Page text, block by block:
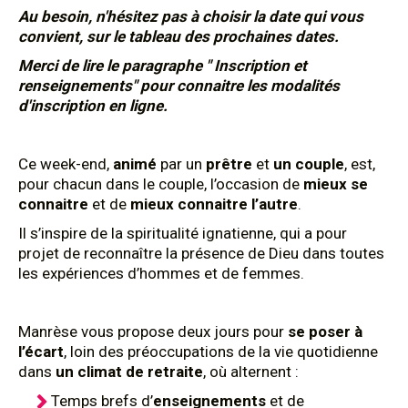
Au besoin, n'hésitez pas à choisir la date qui vous
convient, sur le tableau des prochaines dates.
Merci de lire le paragraphe " Inscription et
renseignements" pour connaitre les modalités
d'inscription en ligne.
Ce week-end, animé par un prêtre et un couple, est,
pour chacun dans le couple, l’occasion de mieux se
connaitre et de mieux connaitre l’autre.
Il s’inspire de la spiritualité ignatienne, qui a pour
projet de reconnaître la présence de Dieu dans toutes
les expériences d’hommes et de femmes.
Manrèse vous propose deux jours pour se poser à
l’écart, loin des préoccupations de la vie quotidienne
dans un climat de retraite, où alternent :
Temps brefs d’enseignements et de